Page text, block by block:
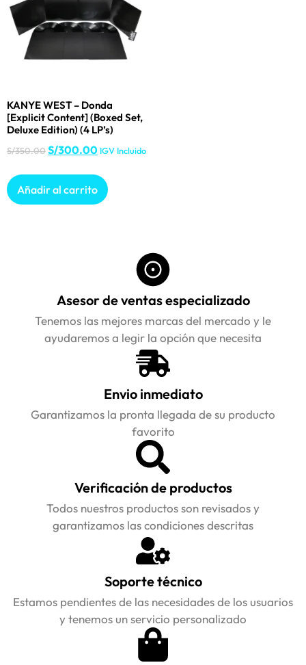
KANYE WEST – Donda
[Explicit Content] (Boxed Set,
Deluxe Edition) (4 LP’s)
S/350.00S/300.00 IGV Incluido
Añadir al carrito
Asesor de ventas especializado
Tenemos las mejores marcas del mercado y le
ayudaremos a legir la opción que necesita
Envio inmediato
Garantizamos la pronta llegada de su producto
favorito
Verificación de productos
Todos nuestros productos son revisados y
garantizamos las condiciones descritas
Soporte técnico
Estamos pendientes de las necesidades de los usuarios
y tenemos un servicio personalizado